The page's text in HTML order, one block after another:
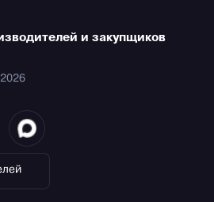
и закупщиков